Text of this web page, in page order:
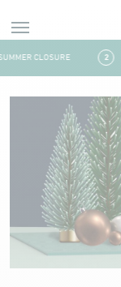
Aller au contenu
CLOSURE 2